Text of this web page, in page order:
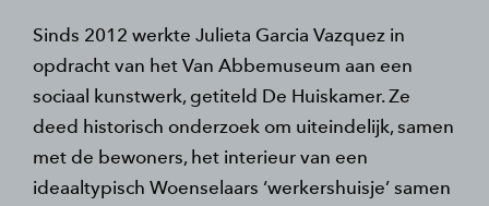
Sinds 2012 werkte Julieta Garcia Vazquez in
opdracht van het Van Abbemuseum aan een
sociaal kunstwerk, getiteld De Huiskamer. Ze
deed historisch onderzoek om uiteindelijk, samen
met de bewoners, het interieur van een
ideaaltypisch Woenselaars ‘werkershuisje’ samen